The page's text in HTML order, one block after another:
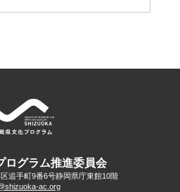
ログラム推進委員会
追手町9番6号静岡県庁東館10階
ac.org